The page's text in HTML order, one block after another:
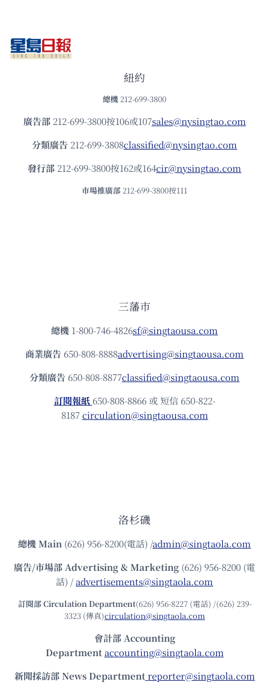
紐約
總機 212-699-3800
廣告部212-699-3800按106或107sales@nysingtao.com
分類廣告 212-699-3808classified@nysingtao.com
發⾏部 212-699-3800按162或164cir@nysingtao.com
市場推廣部 212-699-3800按111
三藩市
總機 1-800-746-4826sf@singtaousa.com
商業廣告 650-808-8888advertising@singtaousa.com
分類廣告 650-808-8877classified@singtaousa.com
訂閱報紙 650-808-8866 或 短信 650-822-
8187circulation@singtaousa.com
洛杉磯
總機Main (626) 956-8200(電話) /admin@singtaola.com
廣告/市場部Advertising & Marketing (626) 956-8200 (電
話) /advertisements@singtaola.com
訂閱部 Circulation Department(626) 956-8227 (電話) /(626) 239-
3323 (傳真)circulation@singtaola.com
會計部 Accounting
Department accounting@singtaola.com
新聞採訪部 News Department reporter@singtaola.com